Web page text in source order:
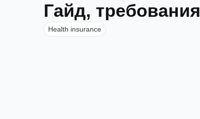
Гайд,
Health insurance